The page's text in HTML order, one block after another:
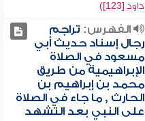
داود [123])
الفهرس: تراجم
رجال إسناد حديث أبي
مسعود في الصلاة
الإبراهيمية من طريق
محمد بن إبراهيم بن
الحارث , ما جاء في الصلاة
على النبي بعد التشهد